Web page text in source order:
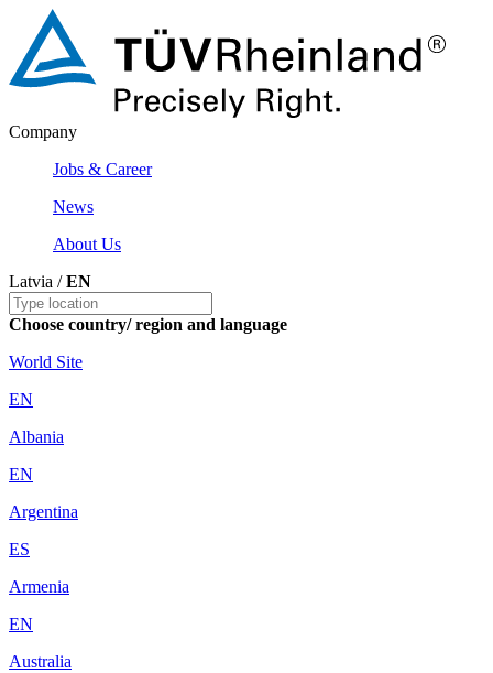
Company
Jobs & Career
News
About Us
Latvia /EN
Choose country/ region and language
World Site
EN
Albania
EN
Argentina
ES
Armenia
EN
Australia